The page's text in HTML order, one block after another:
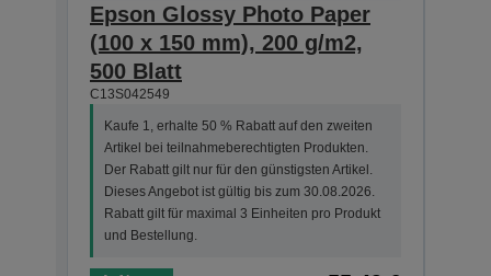
Epson Glossy Photo Paper
(100 x 150 mm), 200 g/m2,
500 Blatt
C13S042549
Kaufe 1, erhalte 50 % Rabatt auf den zweiten
Artikel bei teilnahmeberechtigten Produkten.
Der Rabatt gilt nur für den günstigsten Artikel.
Dieses Angebot ist gültig bis zum 30.08.2026.
Rabatt gilt für maximal 3 Einheiten pro Produkt
und Bestellung.